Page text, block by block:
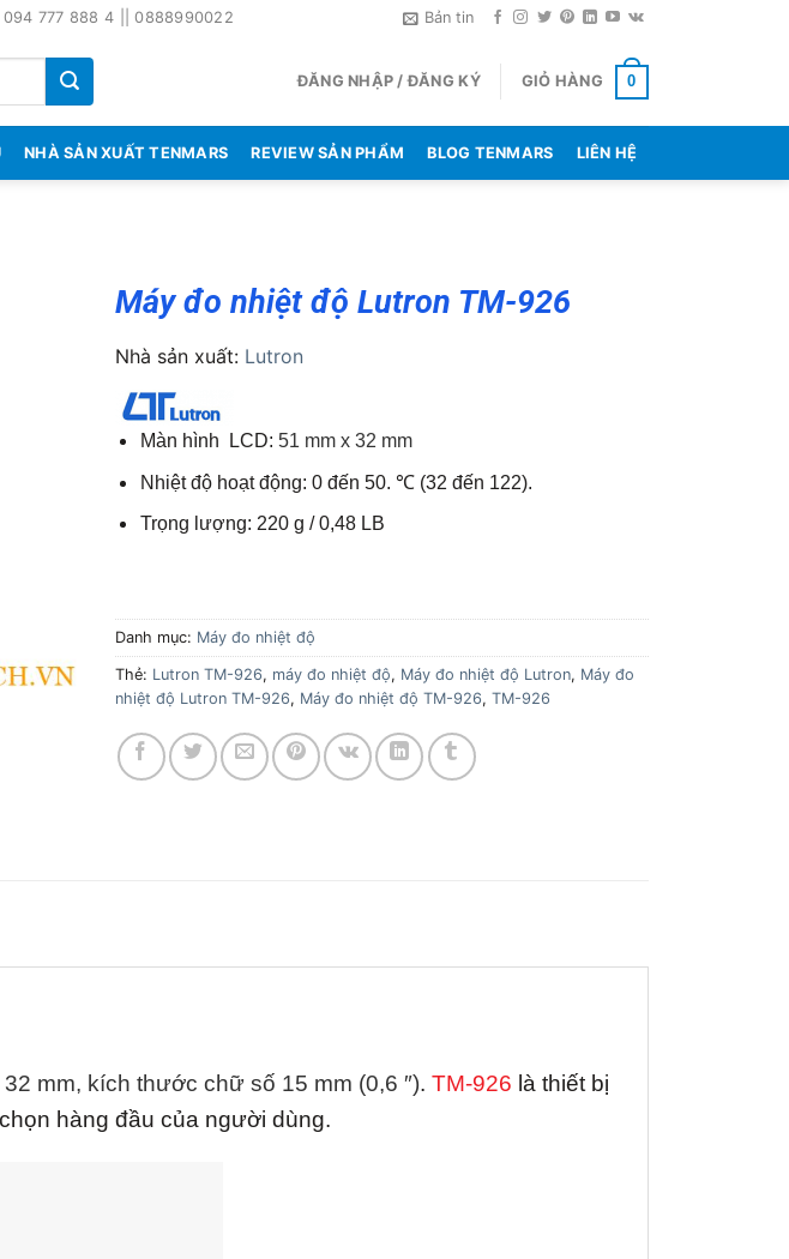
094 777 888 4 || 0888990022 Bản tin
ĐĂNG NHẬP / ĐĂNG KÝ GIỎ HÀNG 0
NHÀ SẢN XUẤT TENMARS REVIEW SẢN PHẨM BLOG TENMARS LIÊN HỆ
Máy đo nhiệt độ Lutron TM-926
Nhà sản xuất: Lutron
Màn hình LCD: 51 mm x 32 mm
Nhiệt độ hoạt động: 0 đến 50. ℃ (32 đến 122).
Trọng lượng: 220 g / 0,48 LB
Danh mục: Máy đo nhiệt độ
Thẻ: Lutron TM-926, máy đo nhiệt độ, Máy đo nhiệt độ Lutron, Máy đo
nhiệt độ Lutron TM-926, Máy đo nhiệt độ TM-926, TM-926
mm, kích thước chữ số 15 mm (0,6 ″). TM-926 là thiết bị
hàng đầu của người dùng.